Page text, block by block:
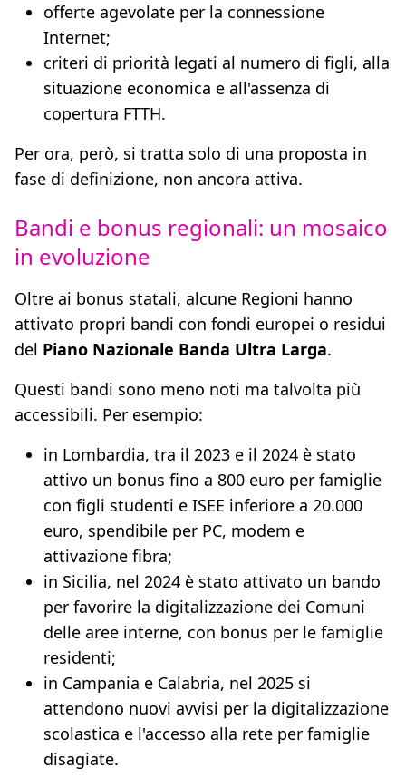
offerte agevolate per la connessione
Internet;
criteri di priorità legati al numero di figli, alla
situazione economica e all'assenza di
copertura FTTH.
Per ora, però, si tratta solo di una proposta in
fase di definizione, non ancora attiva.
Bandi e bonus regionali: un mosaico
in evoluzione
Oltre ai bonus statali, alcune Regioni hanno
attivato propri bandi con fondi europei o residui
del Piano Nazionale Banda Ultra Larga.
Questi bandi sono meno noti ma talvolta più
accessibili. Per esempio:
in Lombardia, tra il 2023 e il 2024 è stato
attivo un bonus fino a 800 euro per famiglie
con figli studenti e ISEE inferiore a 20.000
euro, spendibile per PC, modem e
attivazione fibra;
in Sicilia, nel 2024 è stato attivato un bando
per favorire la digitalizzazione dei Comuni
delle aree interne, con bonus per le famiglie
residenti;
in Campania e Calabria, nel 2025 si
attendono nuovi avvisi per la digitalizzazione
scolastica e l'accesso alla rete per famiglie
disagiate.